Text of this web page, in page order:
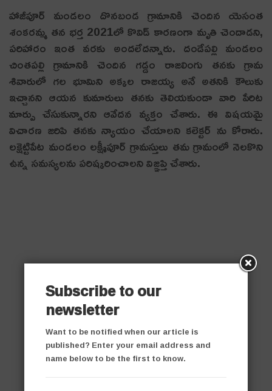
హాజీపూర్ మండలం దొనబండ గ్రామానికి చెందిన యెసంత
శంకరమ్మ తన భర్త 2021లో కొవిడ్ కారణంగా మృతి చెందాడని,
పరిహారం ఇంత వరకు అందలేదన్నారు. దండేపల్లి మండలం
చింతపల్లి గ్రామానికి చెందిన గడ్డం రాజలింగు తనకు గ్రామ
శివారులో గల భూమిని అక్కల రాజయ్య అనే అతనికి కౌలుకు
ఇచ్చాన‌ని ఆయన కుమారులు తనకు తెలియకుండా వారి పేరిట
మార్పు చేసుకున్నారని ఆవేద‌న వ్య‌క్తం చేశారు. ఈ విషయమై
విచారణ జరిపి తనకు న్యాయం చేయాలని క‌లెక్ట‌ర్ ను కోరారు.
లక్షెట్టిపేట మండలం లక్ష్మీపూర్ గ్రామస్తులు తమ గ్రామంలో నెలకొని
ఉన్న సమస్యలను పరిష్కరించాలని విజ్ఞ‌ప్తి చేశారు.
Subscribe to our
newsletter
Want to be notified when our article is
published? Enter your email address and
name below to be the first to know.